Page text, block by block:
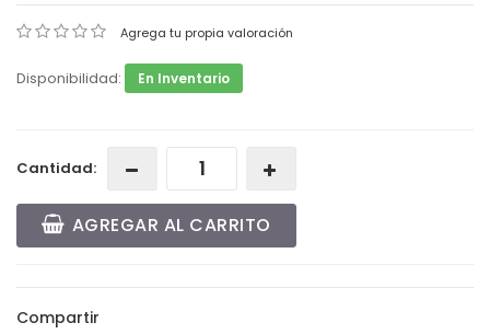
Agrega tu propia valoración
Disponibilidad: En Inventario
Cantidad:
AGREGAR AL CARRITO
Compartir